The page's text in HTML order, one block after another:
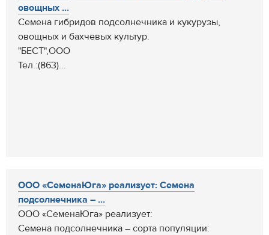
овощных ...
Cемена гибридов подсолнечника и кукурузы,
овощных и бахчевых культур.
"БЕСТ",ООО
Тел.:(863)...
ООО «СеменаЮга» реализует: Семена
подсолнечника – ...
ООО «СеменаЮга» реализует:
Семена подсолнечника – сорта популяции: